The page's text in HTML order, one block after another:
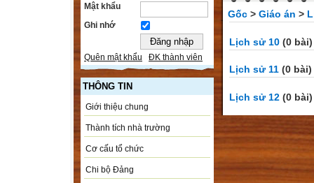
Mật khẩu
Ghi nhớ
Quên mật khẩu ĐK thành viên
THÔNG TIN
Giới thiệu chung
Thành tích nhà trường
Cơ cấu tổ chức
Chi bộ Đảng
Gốc > Giáo án >
Lịch sử 10 (0 bài)
Lịch sử 11 (0 bài)
Lịch sử 12 (0 bài)